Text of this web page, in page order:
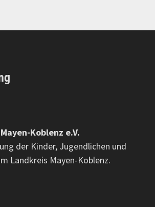
Koblenz e.V.
der Kinder, Jugendlichen und
Landkreis Mayen-Koblenz.